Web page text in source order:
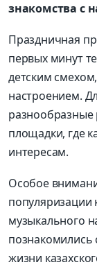
знакомства с
Праздничная
первых минут
детским
настроением.
разнообразные
площадки, где
интересам.
Особое
популяризации
музыкального
познакомились
жизни